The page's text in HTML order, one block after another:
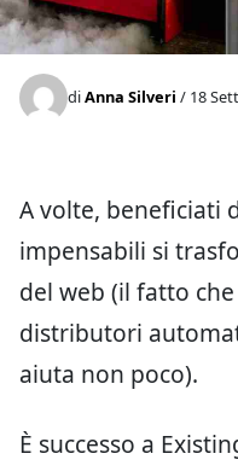
diAnna Silveri / 18
A volte, beneficiati
impensabili si
del web (il fatto
distributori
aiuta non poco).
È successo a